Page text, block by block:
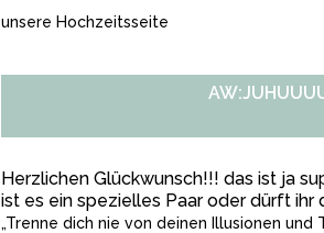
unsere Hochzeitsseite
Herzlichen Glückwunsch!!! das ist ja
ist es ein spezielles Paar oder dürft ihr
„Trenne dich nie von deinen Illusionen